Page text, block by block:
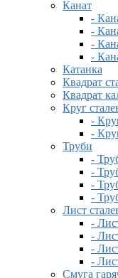
Канат
-
-
-
-
Катанка
Квадрат
Квадрат
Круг
-
-
Труби
-
-
-
-
Лист
-
-
-
-
Смуга